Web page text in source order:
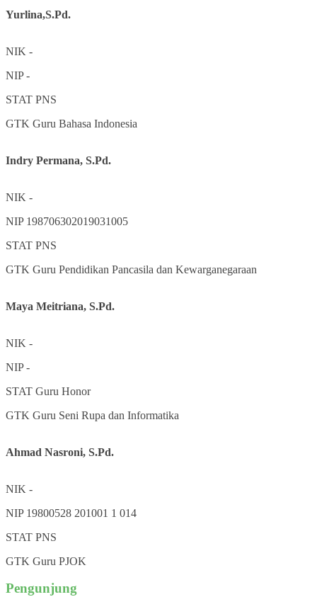
Yurlina,S.Pd.
NIK -
NIP-
STAT PNS
GTK Guru Bahasa Indonesia
Indry Permana, S.Pd.
NIK -
NIP 198706302019031005
STAT PNS
GTK Guru Pendidikan Pancasila dan Kewarganegaraan
Maya Meitriana, S.Pd.
NIK -
NIP-
STAT Guru Honor
GTK Guru Seni Rupa dan Informatika
Ahmad Nasroni, S.Pd.
NIK -
NIP 19800528 201001 1 014
STAT PNS
GTK Guru PJOK
Pengunjung